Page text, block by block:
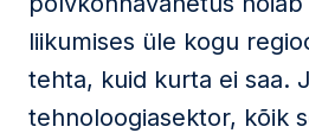
liikumises üle kogu
tehta, kuid kurta ei saa.
tehnoloogiasektor, kõik